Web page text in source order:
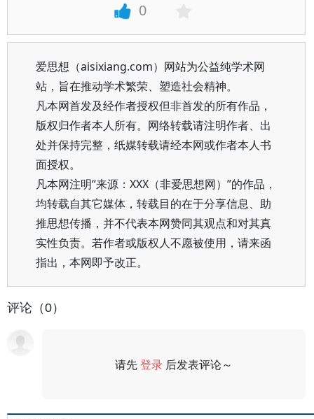
0
爱思想（aisixiang.com）网站为公益纯学术网
站，旨在推动学术繁荣、塑造社会精神。
凡本网首发及经作者授权但非首发的所有作品，
版权归作者本人所有。网络转载请注明作者、出
处并保持完整，纸媒转载请经本网或作者本人书
面授权。
凡本网注明“来源：XXX（非爱思想网）”的作品，
均转载自其它媒体，转载目的在于分享信息、助
推思想传播，并不代表本网赞同其观点和对其真
实性负责。若作者或版权人不愿被使用，请来函
指出，本网即予改正。
评论（0）
请先登录 后发表评论～